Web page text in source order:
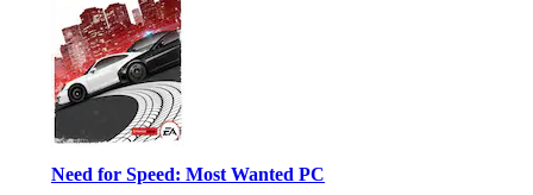
Need for Speed: Most Wanted PC